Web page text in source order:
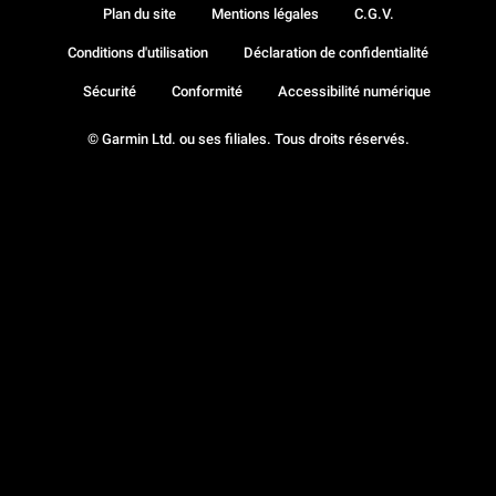
© Garmin Ltd. ou ses filiales. Tous droits réservés.
Plan du site Mentions légales C.G.V.
Conditions d'utilisation Déclaration de confidentialité
Sécurité Conformité Accessibilité numérique